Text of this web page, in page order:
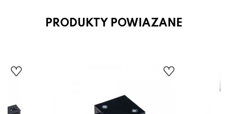
PRODUKTY POWIAZANE